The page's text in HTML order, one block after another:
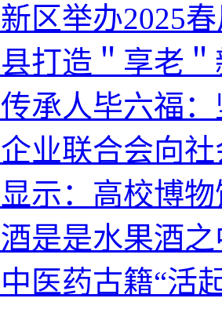
区举办2025
打造＂享老
承人毕六福
业联合会向
示：高校博
是是水果酒
医药古籍“活